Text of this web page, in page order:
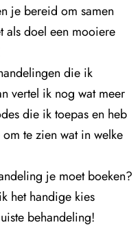
je bereid om samen
als doel een mooiere
die ik
vertel ik nog wat meer
die ik toepas en heb
te zien wat in welke
je moet boeken?
het handige kies
behandeling!